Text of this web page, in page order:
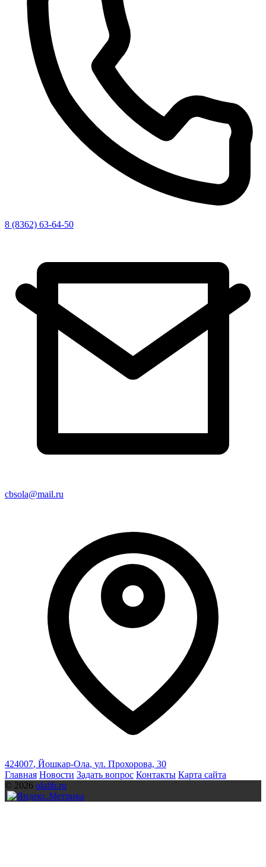
8 (8362) 63-64-50
cbsola@mail.ru
424007, Йошкар-Ола, ул. Прохорова, 30
Главная Новости Задать вопрос Контакты Карта сайта
© 2026 olalib.ru